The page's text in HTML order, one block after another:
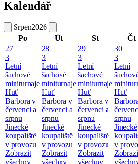
Kalendář
Srpen2026
Po
Út St Čt
27
3
Letní
šachové
miniturnaje
Huť
Barbora v
červenci a
srpnu
Jinecké
koupaliště
v provozu
Zobrazit
všechny
28
3
Letní
šachové
miniturnaje
Huť
Barbora v
červenci a
srpnu
Jinecké
koupaliště
v provozu
Zobrazit
všechny
29
3
Letní
šachové
miniturnaje
Huť
Barbora v
červenci a
srpnu
Jinecké
koupaliště
v provozu
Zobrazit
všechny
30
3
Letní
Huť
srpnu
Jinecké
v